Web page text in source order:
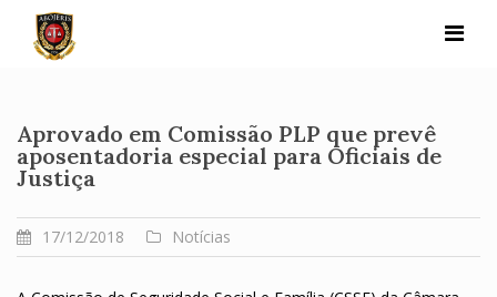
content
Aprovado em Comissão PLP que prevê
aposentadoria especial para Oficiais de
Justiça
17/12/2018 Notícias